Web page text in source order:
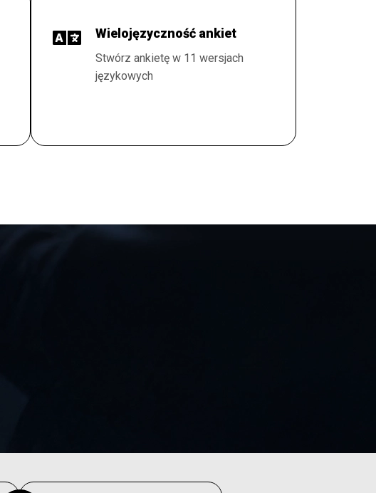
Wielojęzyczność ankiet
Stwórz ankietę w 11 wersjach
językowych